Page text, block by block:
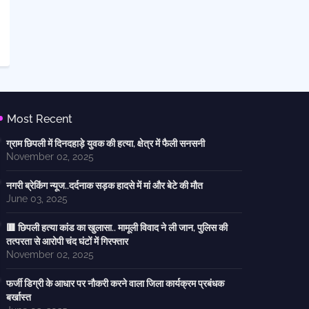
Most Recent
ग्राम छिपली में दिनदहाड़े युवक की हत्या, क्षेत्र में फैली सनसनी
November 02, 2025
नगरी ब्रेकिंग न्यूज..दर्दनाक सड़क हादसे में मां और बेटे की मौत
June 03, 2025
🟥 छिपली हत्या कांड का खुलासा.. मामूली विवाद ने ली जान, पुलिस की
तत्परता से आरोपी चंद घंटों में गिरफ्तार
November 02, 2025
फर्जी डिग्री के आधार पर नौकरी करने वाला जिला कार्यक्रम प्रबंधक
बर्खास्त